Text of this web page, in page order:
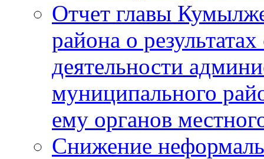
Отчет главы
района о
деятельности
муниципального
ему органов
Снижение